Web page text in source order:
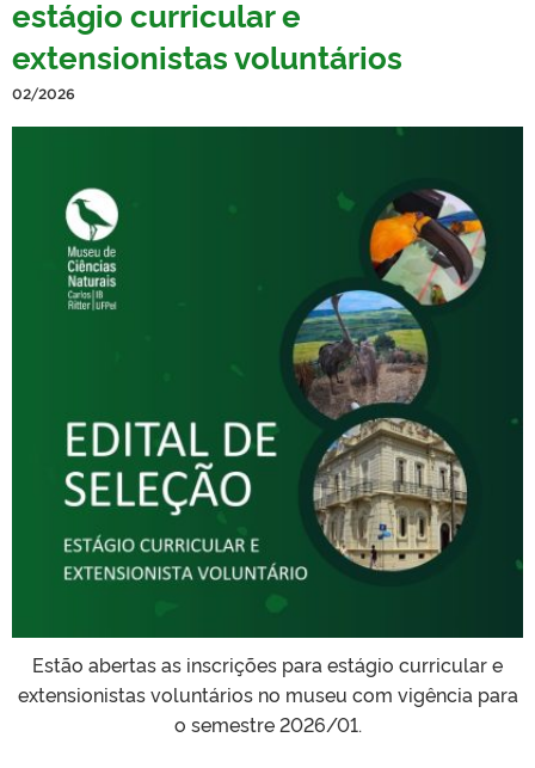
estágio curricular e
extensionistas voluntários
02/2026
Estão abertas as inscrições para estágio curricular e
extensionistas voluntários no museu com vigência para
o semestre 2026/01.